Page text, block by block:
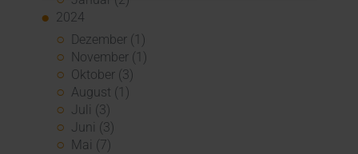
2024
Dezember (1)
November (1)
Oktober (3)
August (1)
Juli (3)
Juni (3)
Mai (7)